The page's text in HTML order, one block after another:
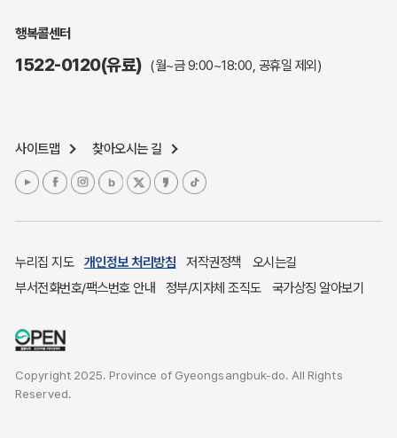
업무추진비 공개
주민참여예산제도
여성복지
장애인 복지시책
귀농귀촌종합지원센터
부동산중개보수 안내
행복콜센터
1522-0120(유료) (월~금 9:00~18:00, 공휴일 제외)
사이트맵 찾아오시는 길
누리집 지도 개인정보 처리방침 저작권정책
오시는길
부서전화번호/팩스번호 안내
정부/지자체 조직도 국가상징 알아보기
Copyright 2025. Province of Gyeongsangbuk-do. All Rights
Reserved.